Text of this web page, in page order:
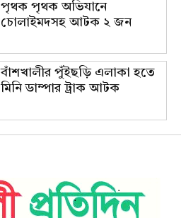
পৃথক পৃথক অভিযানে
চোলাইমদসহ আটক ২ জন
বাঁশখালীর পুঁইছড়ি এলাকা হতে
মিনি ডাম্পার ট্রাক আটক